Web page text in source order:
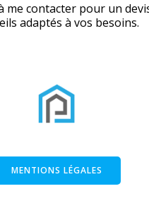
me contacter pour un
adaptés à vos besoins.
MENTIONS LÉGALES